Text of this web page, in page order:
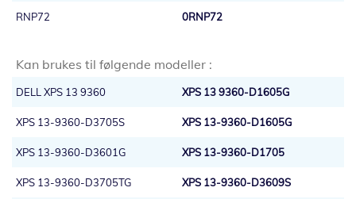
RNP72 0RNP72
Kan brukes til følgende modeller :
DELL XPS 13 9360 XPS 13 9360-D1605G
XPS 13-9360-D3705S XPS 13-9360-D1605G
XPS 13-9360-D3601G XPS 13-9360-D1705
XPS 13-9360-D3705TG XPS 13-9360-D3609S